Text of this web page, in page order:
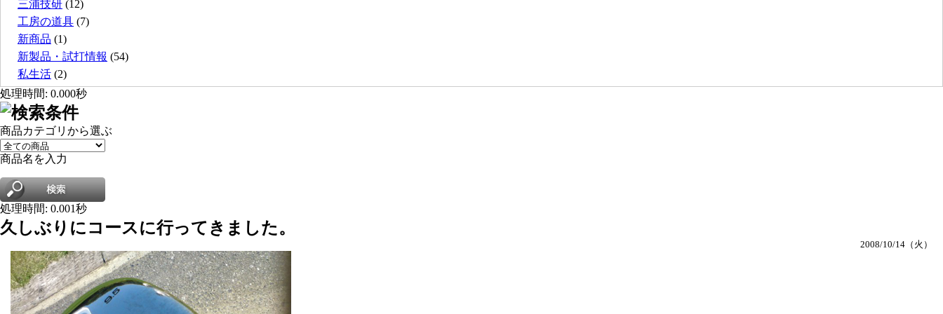
三浦技研 (12)
工房の道具 (7)
新商品 (1)
新製品・試打情報 (54)
私生活 (2)
処理時間: 0.000秒
商品カテゴリから選ぶ
商品名を入力
処理時間: 0.001秒
久しぶりにコースに行ってきました。
2008/10/14（火）